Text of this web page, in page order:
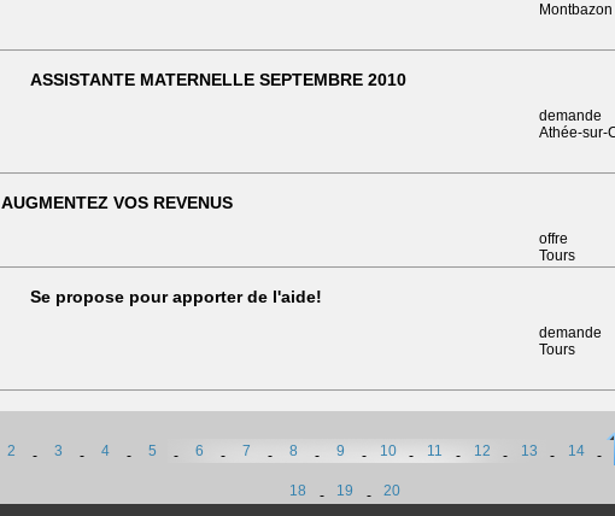
Montbazon
ASSISTANTE MATERNELLE SEPTEMBRE 2010
demande
Athée-sur-
AUGMENTEZ VOS REVENUS
offre
Tours
Se propose pour apporter de l'aide!
demande
Tours
2 - 3 - 4 - 5 - 6 - 7 - 8 - 9 - 10 - 11 - 12 - 13 - 14 -
18 - 19 - 20